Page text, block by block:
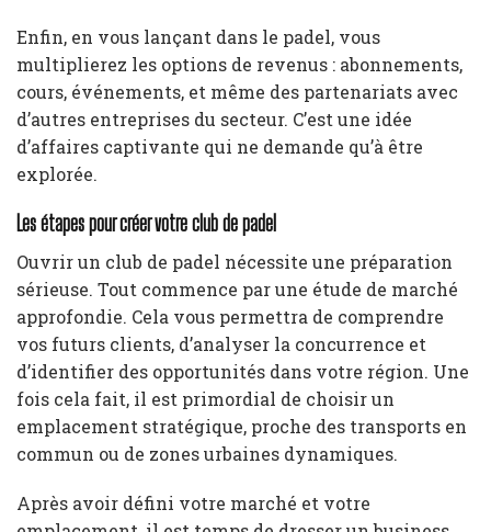
Enfin, en vous lançant dans le padel, vous
multiplierez les options de revenus : abonnements,
cours, événements, et même des partenariats avec
d’autres entreprises du secteur. C’est une idée
d’affaires captivante qui ne demande qu’à être
explorée.
Les étapes pour créer votre club de padel
Ouvrir un club de padel nécessite une préparation
sérieuse. Tout commence par une étude de marché
approfondie. Cela vous permettra de comprendre
vos futurs clients, d’analyser la concurrence et
d’identifier des opportunités dans votre région. Une
fois cela fait, il est primordial de choisir un
emplacement stratégique, proche des transports en
commun ou de zones urbaines dynamiques.
Après avoir défini votre marché et votre